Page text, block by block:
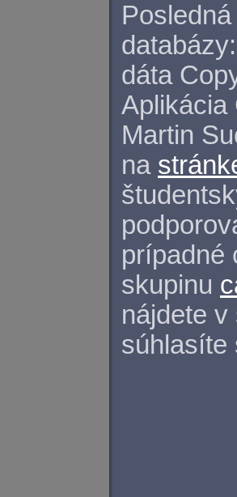
databázy:
dáta
Aplikácia
Martin
na
prípadné
skupinu
nájdete